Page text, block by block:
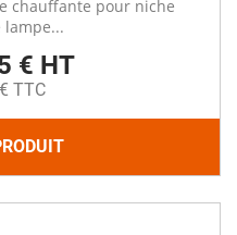
chauffante pour niche
lampe...
€ HT
TTC